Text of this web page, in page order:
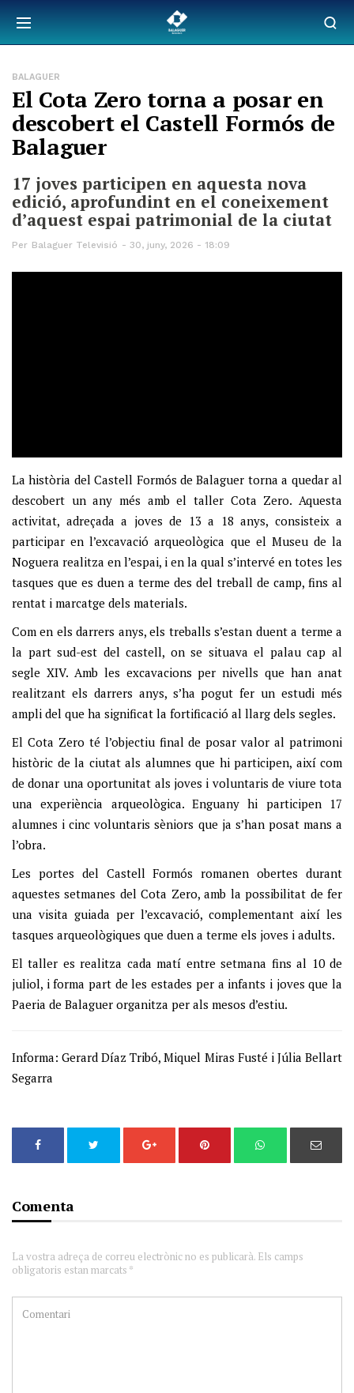
BALAGUER
El Cota Zero torna a posar en
descobert el Castell Formós de
Balaguer
17 joves participen en aquesta nova
edició, aprofundint en el coneixement
d’aquest espai patrimonial de la ciutat
Per Balaguer Televisió 30, juny, 2026 - 18:09
La història del Castell Formós de Balaguer torna a quedar al
descobert un any més amb el taller Cota Zero. Aquesta
activitat, adreçada a joves de 13 a 18 anys, consisteix a
participar en l’excavació arqueològica que el Museu de la
Noguera realitza en l’espai, i en la qual s’intervé en totes les
tasques que es duen a terme des del treball de camp, fins al
rentat i marcatge dels materials.
Com en els darrers anys, els treballs s’estan duent a terme a
la part sud-est del castell, on se situava el palau cap al
segle XIV. Amb les excavacions per nivells que han anat
realitzant els darrers anys, s’ha pogut fer un estudi més
ampli del que ha significat la fortificació al llarg dels segles.
El Cota Zero té l’objectiu final de posar valor al patrimoni
històric de la ciutat als alumnes que hi participen, així com
de donar una oportunitat als joves i voluntaris de viure tota
una experiència arqueològica. Enguany hi participen 17
alumnes i cinc voluntaris sèniors que ja s’han posat mans a
l’obra.
Les portes del Castell Formós romanen obertes durant
aquestes setmanes del Cota Zero, amb la possibilitat de fer
una visita guiada per l’excavació, complementant així les
tasques arqueològiques que duen a terme els joves i adults.
El taller es realitza cada matí entre setmana fins al 10 de
juliol, i forma part de les estades per a infants i joves que la
Paeria de Balaguer organitza per als mesos d’estiu.
Informa: Gerard Díaz Tribó, Miquel Miras Fusté i Júlia Bellart
Segarra
Comenta
La vostra adreça de correu electrònic no es publicarà. Els camps
obligatoris estan marcats *